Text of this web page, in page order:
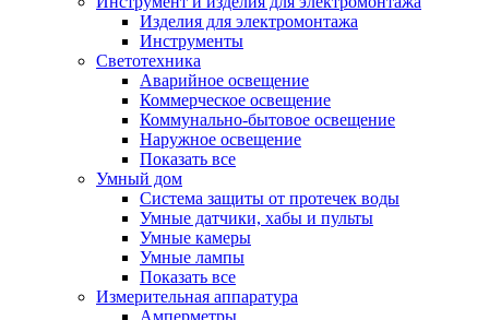
Изделия для электромонтажа
Инструменты
Светотехника
Аварийное освещение
Коммерческое освещение
Коммунально-бытовое освещение
Наружное освещение
Показать все
Умный дом
Система защиты от протечек воды
Умные датчики, хабы и пульты
Умные камеры
Умные лампы
Показать все
Измерительная аппаратура
Амперметры